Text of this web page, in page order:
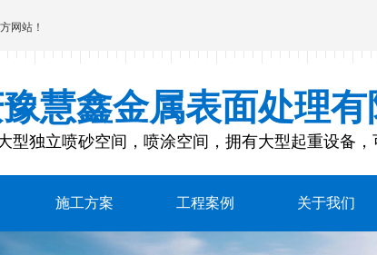
网站！
慧鑫金属表面处理有
型独立喷砂空间，喷涂空间，拥有大型起重设备
施工方案 工程案例 关于我们